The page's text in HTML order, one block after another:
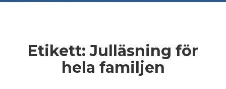
Etikett:Julläsning för
hela familjen